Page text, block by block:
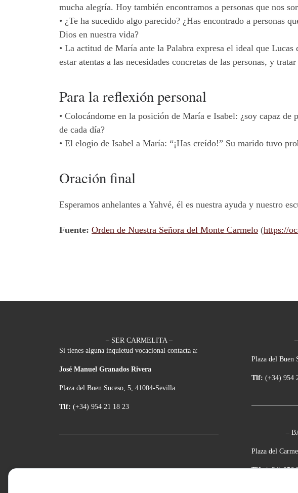
mucha alegría. Hoy también encontramos a personas que nos
• ¿Te ha sucedido algo parecido? ¿Has encontrado a personas
Dios en nuestra vida?
• La actitud de María ante la Palabra expresa el ideal que
estar atentas a las necesidades concretas de las personas, y
Para la reflexión personal
• Colocándome en la posición de María e Isabel: ¿soy capaz
de cada día?
• El elogio de Isabel a María: “¡Has creído!” Su marido tuvo
Oración final
Esperamos anhelantes a Yahvé, él es nuestra ayuda y nuestro
Fuente: Orden de Nuestra Señora del Monte Carmelo (https://
– SER CARMELITA –
Si tienes alguna inquietud vocacional contacta a:
José Manuel Granados Rivera
Plaza del Buen Suceso, 5, 41004-Sevilla.
Tlf: (+34) 954 21 18 23
Plaza del Buen
Tlf: (+34) 954
–
Plaza del
Tlf:(+34) 956